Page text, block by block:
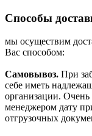
Способы
мы осуществим
Вас способом:
Самовывоз. При
себе иметь
организации. Очень
менеджером дату
отгрузочных